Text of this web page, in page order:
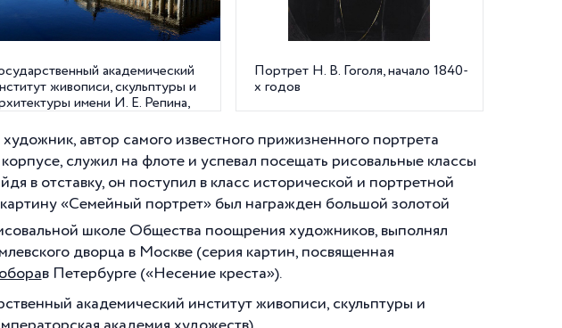
академический
живописи, скульптуры и
имени И. Е. Репина,
Портрет Н. В. Гоголя, начало 1840-
х годов
автор самого известного прижизненного портрета
служил на флоте и успевал посещать рисовальные классы
в отставку, он поступил в класс исторической и портретной
«Семейный портрет» был награжден большой золотой
школе Общества поощрения художников, выполнял
дворца в Москве (серия картин, посвященная
в Петербурге («Несение креста»).
академический институт живописи, скульптуры и